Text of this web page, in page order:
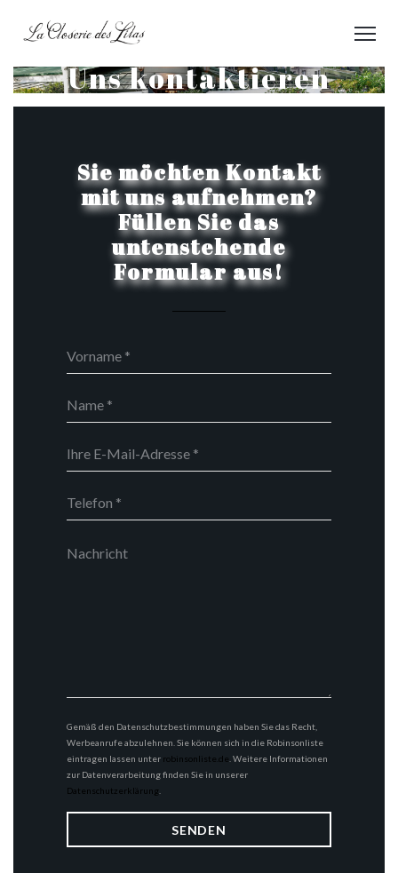
Uns kontaktieren
Sie möchten Kontakt
mit uns aufnehmen?
Füllen Sie das
untenstehende
Formular aus!
Gemäß den Datenschutzbestimmungen haben Sie das Recht,
Werbeanrufe abzulehnen. Sie können sich in die Robinsonliste
eintragen lassen unter robinsonliste.de . Weitere Informationen
zur Datenverarbeitung finden Sie in unserer
Datenschutzerklärung